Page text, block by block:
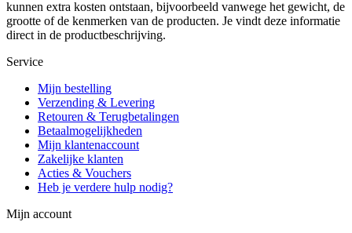
kunnen extra kosten ontstaan, bijvoorbeeld vanwege het gewicht, de
grootte of de kenmerken van de producten. Je vindt deze informatie
direct in de productbeschrijving.
Service
Mijn bestelling
Verzending & Levering
Retouren & Terugbetalingen
Betaalmogelijkheden
Mijn klantenaccount
Zakelijke klanten
Acties & Vouchers
Heb je verdere hulp nodig?
Mijn account